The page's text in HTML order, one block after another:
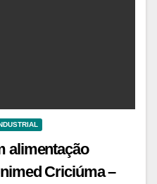
alimentação
Criciúma –